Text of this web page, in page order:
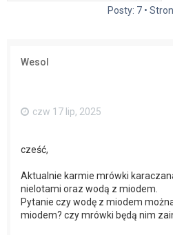
Posty: 7 •
Wesol
czw 17 lip, 2025
cześć,
Aktualnie karmie mrówki
nielotami oraz wodą z miodem.
Pytanie czy wodę z miodem
miodem? czy mrówki będą nim